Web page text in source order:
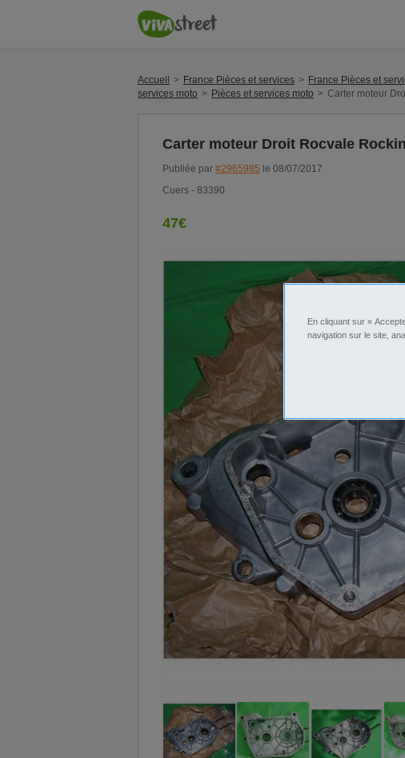
Accueil France Pièces et services France Pièces et
services moto
Pièces et services moto Carter moteur
Carter moteur Droit Rocvale
Publiée par #2965985 le 08/07/2017
Cuers - 83390
47€
En cliquant sur «
navigation sur le site,